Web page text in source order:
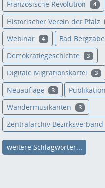
Französische Revolution 4
Historischer Verein der Pfalz
Webinar 4 Bad
Demokratiegeschichte 3
Digitale Migrationskartei 3
Neuauflage 3
Wandermusikanten 3
Zentralarchiv Bezirksverband
weitere Schlagwörter...